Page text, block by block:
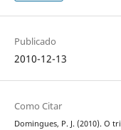
Publicado
2010-12-13
Como Citar
Domingues, P. J. (2010). O